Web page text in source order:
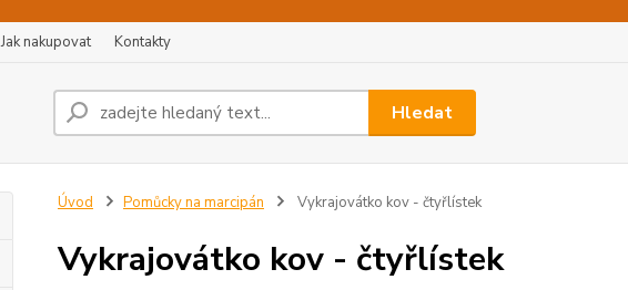
Jak nakupovat Kontakty
Hledat
Úvod Pomůcky na marcipán Vykrajovátko kov - čtyřlístek
Vykrajovátko kov - čtyřlístek